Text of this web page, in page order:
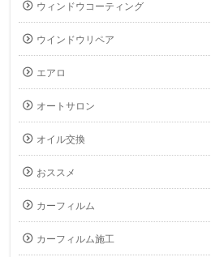
ウィンドウコーティング
ウインドウリペア
エアロ
オートサロン
オイル交換
おススメ
カーフィルム
カーフィルム施工